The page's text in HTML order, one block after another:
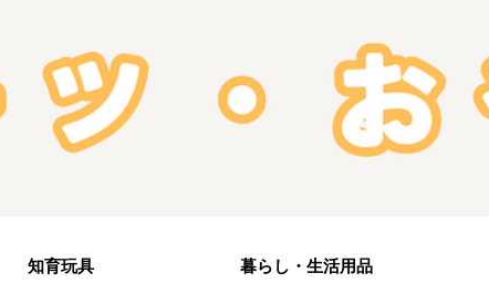
知育玩具 暮らし・生活用品